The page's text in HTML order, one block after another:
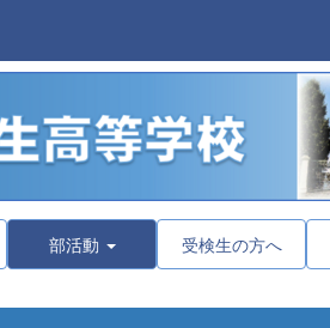
部活動 受検生の方へ